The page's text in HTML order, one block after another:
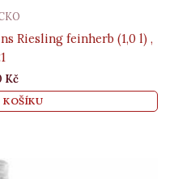
Riesling feinherb (1,0 l) ,
Kč
KOŠÍKU